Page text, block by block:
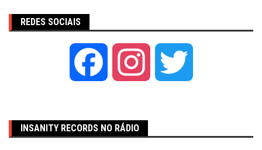
REDES SOCIAIS
Facebook Instagram
INSANITY RECORDS NO RÁDIO